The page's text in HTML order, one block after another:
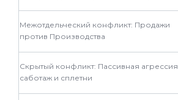
Межотдельческий конфликт: Продажи
против Производства
Скрытый конфликт: Пассивная агрессия,
саботаж и сплетни